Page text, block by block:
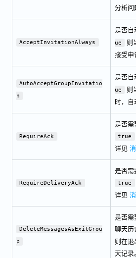
分析问
AcceptInvitationAlways
是否自
ue
则
接受申
AutoAcceptGroupInvitatio
n
是否自
ue
则
时，自
RequireAck
是否需
true
详见
RequireDeliveryAck
是否需
true
详见
DeleteMessagesAsExitGrou
p
是否需
聊天历
则在退
天记录